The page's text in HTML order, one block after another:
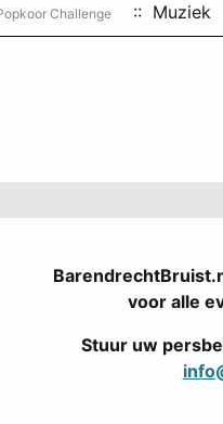
Challenge :: Muziek
voor alle
Stuur uw